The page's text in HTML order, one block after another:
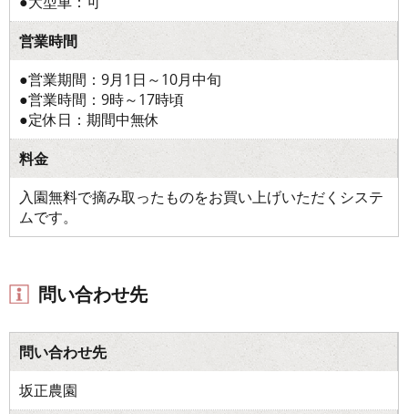
営業時間
●営業期間：9月1日～10月中旬
●営業時間：9時～17時頃
●定休日：期間中無休
料金
入園無料で摘み取ったものをお買い上げいただくシステ
ムです。
問い合わせ先
問い合わせ先
坂正農園